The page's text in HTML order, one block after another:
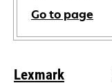
Go to page
Lexmark